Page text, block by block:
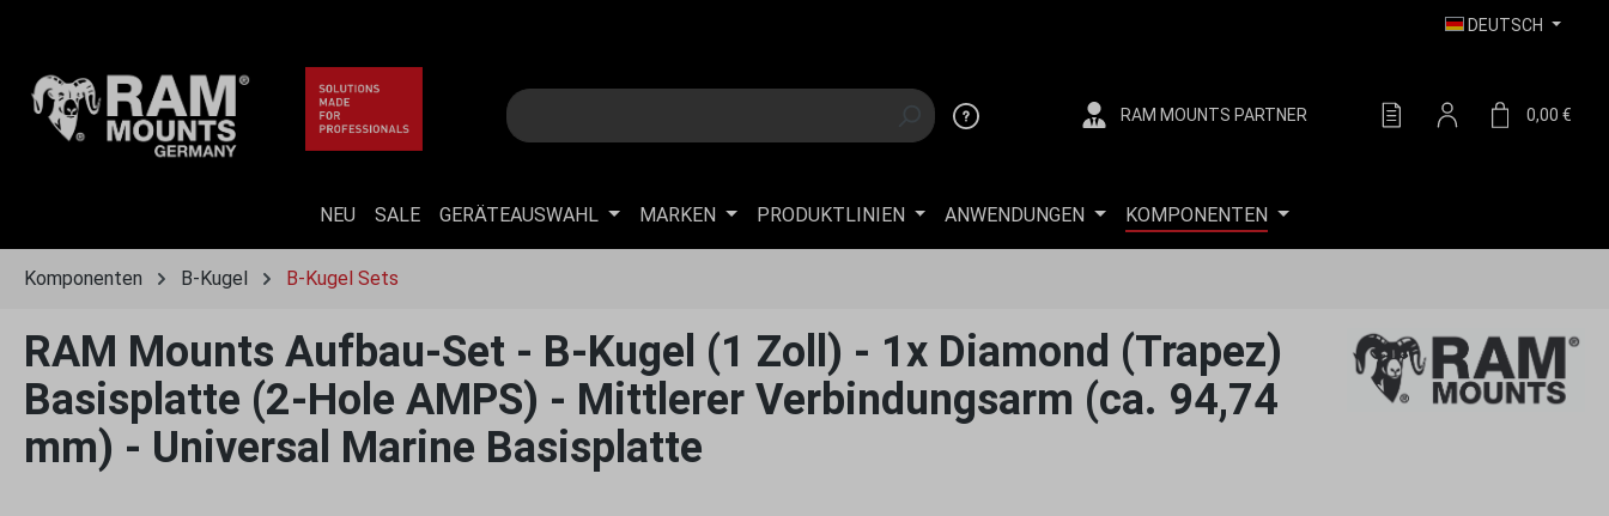
DEUTSCH
RAM MOUNTS PARTNER DU HAST 0 PRODUKTE
0,00 €
NEU SALE GERÄTEAUSWAHL MARKEN PRODUKTLINIEN ANWENDUNGEN KOMPONENTEN
Komponenten B-Kugel B-Kugel Sets
RAM Mounts Aufbau-Set - B-Kugel (1 Zoll) - 1x Diamond (Trapez)
Basisplatte (2-Hole AMPS) - Mittlerer Verbindungsarm (ca. 94,74
mm) - Universal Marine Basisplatte